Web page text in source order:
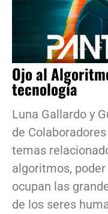
Ojo al
tecnología
Luna Gallardo y
de
temas
algoritmos,
ocupan las
de los seres